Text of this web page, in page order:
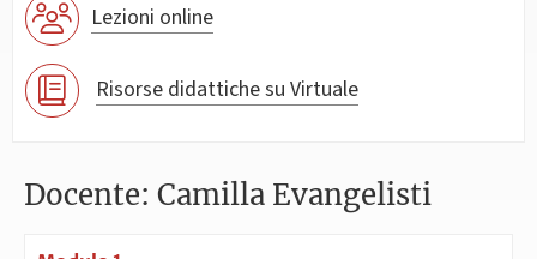
Lezioni online
Risorse didattiche su Virtuale
Docente: Camilla Evangelisti